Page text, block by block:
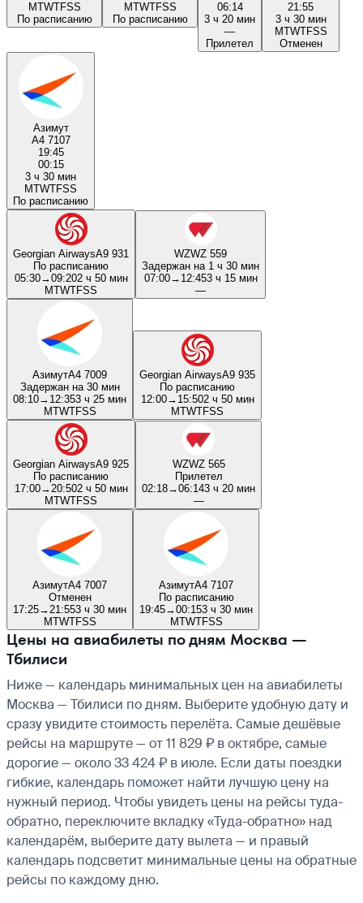
MTWTFSS
По расписанию
MTWTFSS
По расписанию
06:14
3 ч 20 мин
—
Прилетел
21:55
3 ч 30 мин
MTWTFSS
Отменен
Азимут
A4 7107
19:45
00:15
3 ч 30 мин
MTWTFSS
По расписанию
Georgian AirwaysA9 931
По расписанию
05:30→09:202 ч 50 мин
MTWTFSS
WZWZ 559
Задержан на 1 ч 30 мин
07:00→ 12:453 ч 15 мин
—
АзимутA4 7009
Задержан на 30 мин
08:10→ 12:353 ч 25 мин
MTWTFSS
Georgian AirwaysA9 935
По расписанию
12:00→ 15:502 ч 50 мин
MTWTFSS
Georgian AirwaysA9 925
По расписанию
17:00→ 20:502 ч 50 мин
MTWTFSS
WZWZ 565
Прилетел
02:18→06:143 ч 20 мин
—
АзимутA4 7007
Отменен
17:25→ 21:553 ч 30 мин
MTWTFSS
АзимутA4 7107
По расписанию
19:45→00:153 ч 30 мин
MTWTFSS
Цены на авиабилеты по дням Москва —
Тбилиси
Ниже — календарь минимальных цен на авиабилеты
Москва — Тбилиси по дням. Выберите удобную дату и
сразу увидите стоимость перелёта. Самые дешёвые
рейсы на маршруте — от 11 829 ₽ в октябре, самые
дорогие — около 33 424 ₽ в июле. Если даты поездки
гибкие, календарь поможет найти лучшую цену на
нужный период. Чтобы увидеть цены на рейсы туда-
обратно, переключите вкладку «Туда-обратно» над
календарём, выберите дату вылета — и правый
календарь подсветит минимальные цены на обратные
рейсы по каждому дню.